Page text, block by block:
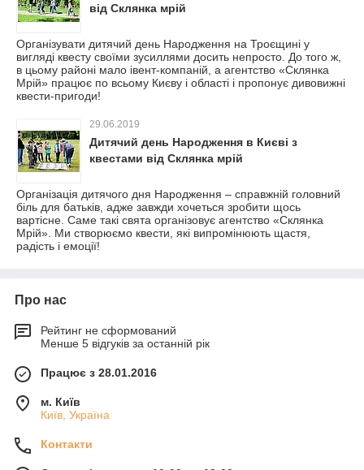
від Склянка мрій
Організувати дитячий день Народження на Троєщині у
вигляді квесту своїми зусиллями досить непросто. До того ж,
в цьому районі мало івент-компаній, а агентство «Склянка
Мрій» працює по всьому Києву і області і пропонує дивовижні
квести-пригоди!
29.06.2019
Дитячий день Народження в Києві з
квестами від Склянка мрій
Організація дитячого дня Народження – справжній головний
біль для батьків, адже завжди хочеться зробити щось
вартісне. Саме такі свята організовує агентство «Склянка
Мрій». Ми створюємо квести, які випромінюють щастя,
радість і емоції!
Про нас
Рейтинг не сформований
Менше 5 відгуків за останній рік
Працює з 28.01.2016
м. Київ
Київ, Україна
Контакти